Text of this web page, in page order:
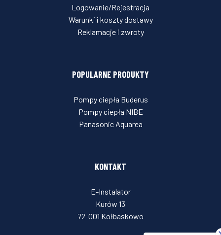
Logowanie/Rejestracja
Warunki i koszty dostawy
Reklamacje i zwroty
POPULARNE PRODUKTY
Pompy ciepła Buderus
Pompy ciepła NIBE
Panasonic Aquarea
KONTAKT
E-Instalator
Kurów 13
72-001 Kołbaskowo